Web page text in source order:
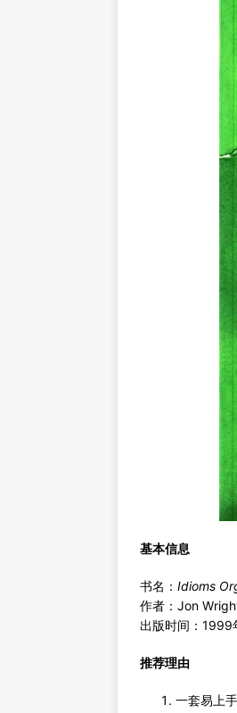
基本信息
书名： Idioms
作者：Jon
出版时间：1999
推荐理由
一套易上